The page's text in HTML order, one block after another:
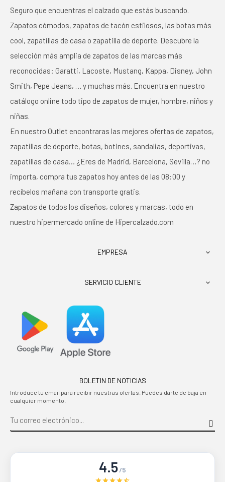
Seguro que encuentras el calzado que estás buscando.
Zapatos cómodos, zapatos de tacón estilosos, las botas más
cool, zapatillas de casa o zapatilla de deporte. Descubre la
selección más amplia de zapatos de las marcas más
reconocidas: Garatti, Lacoste, Mustang, Kappa, Disney, John
Smith, Pepe Jeans, … y muchas más. Encuentra en nuestro
catálogo online todo tipo de zapatos de mujer, hombre, niños y
niñas.
En nuestro Outlet encontraras las mejores ofertas de zapatos,
zapatillas de deporte, botas, botines, sandalias, deportivas,
zapatillas de casa… ¿Eres de Madrid, Barcelona, Sevilla…? no
importa, compra tus zapatos hoy antes de las 08:00 y
recíbelos mañana con transporte gratis.
Zapatos de todos los diseños, colores y marcas, todo en
nuestro hipermercado online de Hipercalzado.com
EMPRESA 
SERVICIO CLIENTE 
BOLETIN DE NOTICIAS
Introduce tu email para recibir nuestras ofertas. Puedes darte de baja en
cualquier momento.
4.5/5